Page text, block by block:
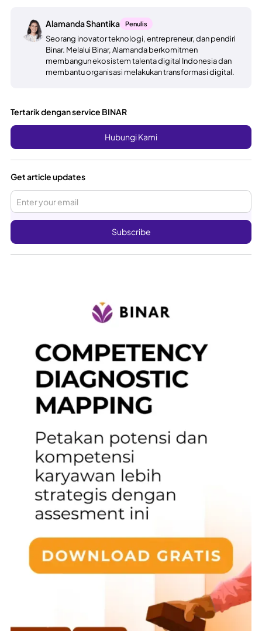
Alamanda Shantika Penulis
Seorang inovator teknologi, entrepreneur, dan pendiri
Binar. Melalui Binar, Alamanda berkomitmen
membangun ekosistem talenta digital Indonesia dan
membantu organisasi melakukan transformasi digital.
Tertarik dengan service BINAR
Hubungi Kami
Get article updates